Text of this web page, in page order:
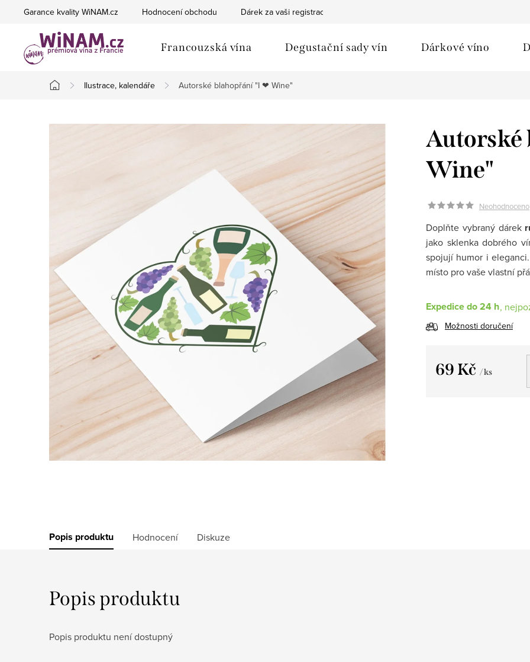
Garance kvality WiNAM.cz Hodnocení obchodu Dárek za vaši registraci
Francouzská vína Degustační sady vín Dárkové víno
Domů
Ilustrace, kalendáře Autorské blahopřání "I ❤︎ Wine"
Wine"
Neohodnoceno
Doplňte vybraný dárek
jako sklenka dobrého
spojují humor i
místo pro vaše vlastní
Expedice do 24 h
Možnosti doručení
69 Kč / ks
Popis produktu Hodnocení Diskuze
Popis produktu
Popis produktu není dostupný